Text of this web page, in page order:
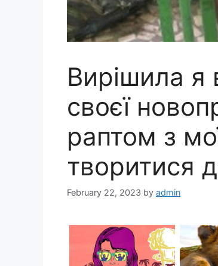
Вирішила я
своєї
раптом з
творитися
February 22, 2023 by admin